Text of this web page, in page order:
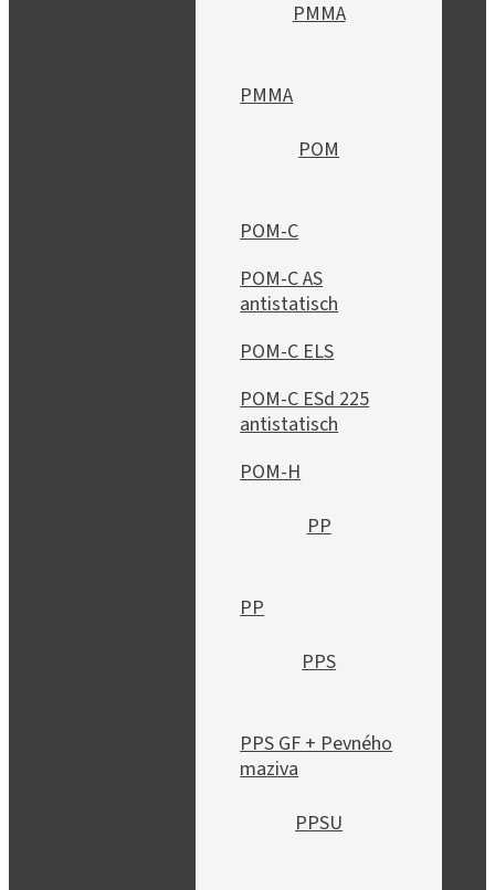
PMMA
PMMA
POM
POM-C
POM-C AS
antistatisch
POM-C ELS
POM-C ESd 225
antistatisch
POM-H
PP
PP
PPS
PPS GF + Pevného
maziva
PPSU